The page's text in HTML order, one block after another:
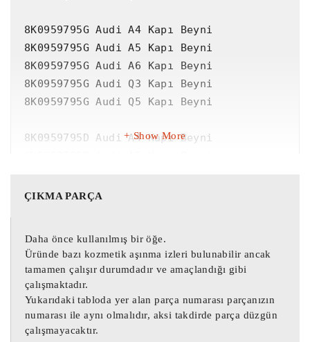
8K0959795G Audi A4 Kapı Beyni
8K0959795G Audi A5 Kapı Beyni
8K0959795G Audi A6 Kapı Beyni
8K0959795G Audi Q3 Kapı Beyni
8K0959795G Audi Q5 Kapı Beyni
8K0959795D Audi A4 Kapı Beyni
8K0959795D Audi Q3 Kapı Beyni
8K0959795G Kapı Beyni 8K0959795D
8K0959795G Audi A4 Kapı Beyni 8K0959795D
8K0959795G Audi A5 Kapı Beyni 8K0959795D
8K0959795G Audi A6 Kapı Beyni 8K0959795D
8K0959795G Audi Q3 Kapı Beyni 8K0959795D
8K0959795G Audi Q5 Kapı Beyni 8K0959795D
Show More
ÇIKMA PARÇA
Daha önce kullanılmış bir öğe.
Üründe bazı kozmetik aşınma izleri bulunabilir ancak
tamamen çalışır durumdadır ve amaçlandığı gibi
çalışmaktadır.
Yukarıdaki tabloda yer alan parça numarası parçanızın
numarası ile aynı olmalıdır, aksi takdirde parça düzgün
çalışmayacaktır.